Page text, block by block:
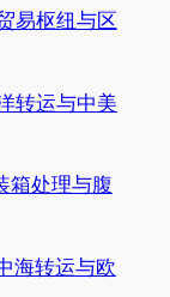
易枢纽与区
转运与中美
箱处理与腹
海转运与欧